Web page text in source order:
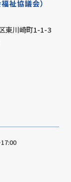
東川崎町1-1-3